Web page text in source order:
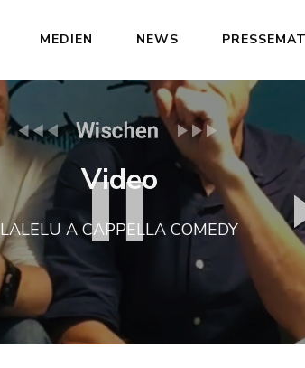
MEDIEN NEWS
Video
LALELU A CAPPELLA COMEDY